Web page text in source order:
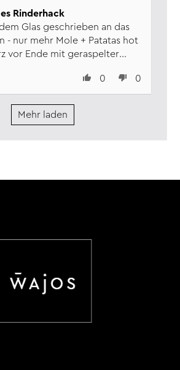
Rinderhack
Glas geschrieben an das
- nur mehr Mole + Patatas hot
vor Ende mit geraspelter
schon ergibt sich ein
Geschmack...
köstlich...nur die
0 0
Mehr laden